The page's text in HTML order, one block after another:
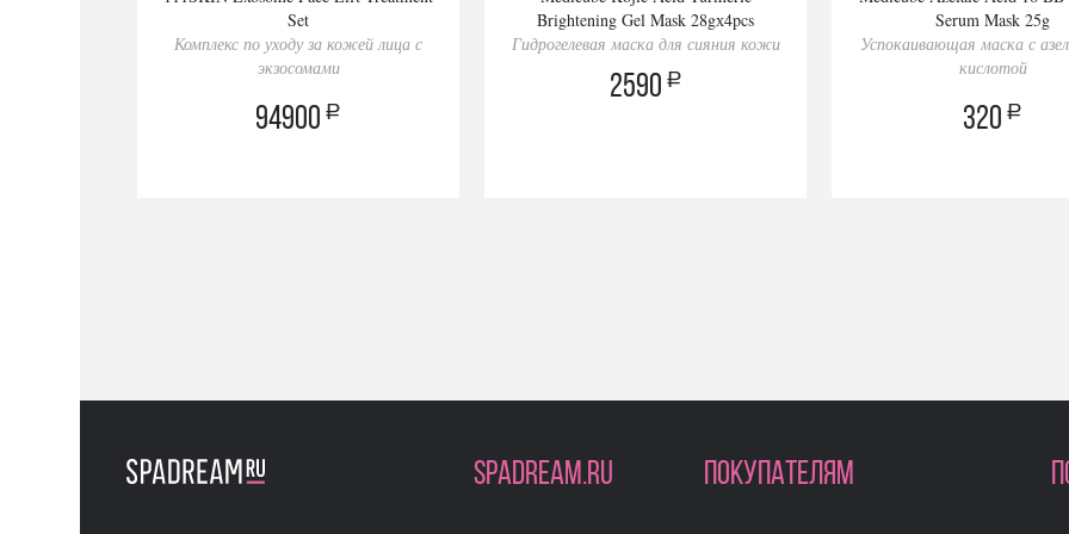
Set
Комплекс по уходу за кожей лица с
экзосомами
94900 a
Brightening Gel Mask 28gх4pcs
Гидрогелевая маска для сияния кожи
2590 a
Serum Mask 25g
Успокаивающая маска с
кислотой
320 a
SPADREAM.RU ПОКУПАТЕЛЯМ